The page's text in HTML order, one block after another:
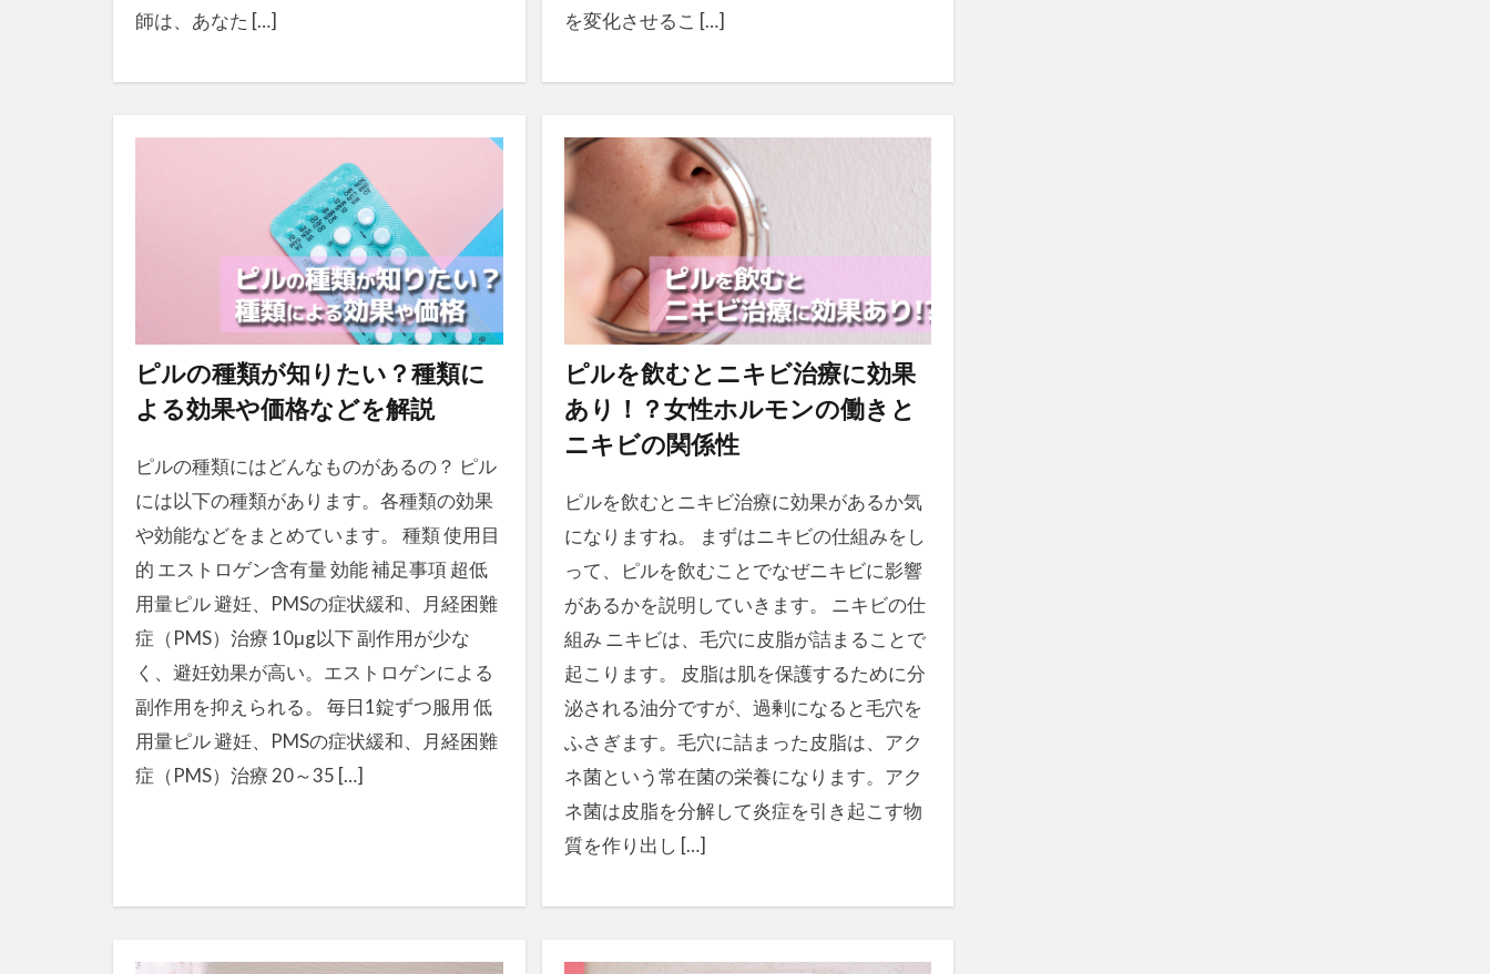
師は、あなた […]
を変化させるこ […]
ピルの種類が知りたい？種類に
よる効果や価格などを解説
ピルの種類にはどんなものがあるの？ ピル
には以下の種類があります。各種類の効果
や効能などをまとめています。 種類 使用目
的 エストロゲン含有量 効能 補足事項 超低
用量ピル 避妊、PMSの症状緩和、月経困難
症（PMS）治療 10μg以下 副作用が少な
く、避妊効果が高い。エストロゲンによる
副作用を抑えられる。 毎日1錠ずつ服用 低
用量ピル 避妊、PMSの症状緩和、月経困難
症（PMS）治療 20～35 […]
ピルを飲むとニキビ治療に効果
あり！？女性ホルモンの働きと
ニキビの関係性
ピルを飲むとニキビ治療に効果があるか気
になりますね。 まずはニキビの仕組みをし
って、ピルを飲むことでなぜニキビに影響
があるかを説明していきます。 ニキビの仕
組み ニキビは、毛穴に皮脂が詰まることで
起こります。 皮脂は肌を保護するために分
泌される油分ですが、過剰になると毛穴を
ふさぎます。毛穴に詰まった皮脂は、アク
ネ菌という常在菌の栄養になります。アク
ネ菌は皮脂を分解して炎症を引き起こす物
質を作り出し […]